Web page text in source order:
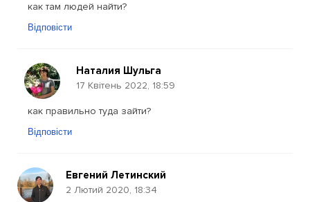
как там людей найти?
Відповісти
Наталия Шульга
17 Квітень 2022, 18:59
как правильно туда зайти?
Відповісти
Евгений Летинский
2 Лютий 2020, 18:34